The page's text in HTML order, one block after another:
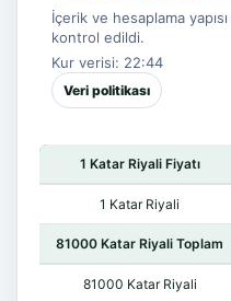
İçerik ve hesaplama yapısı
kontrol edildi.
Kur verisi: 22:44
Veri politikası
1 Katar Riyali Fiyatı
1 Katar Riyali
81000 Katar Riyali Toplam
81000 Katar Riyali